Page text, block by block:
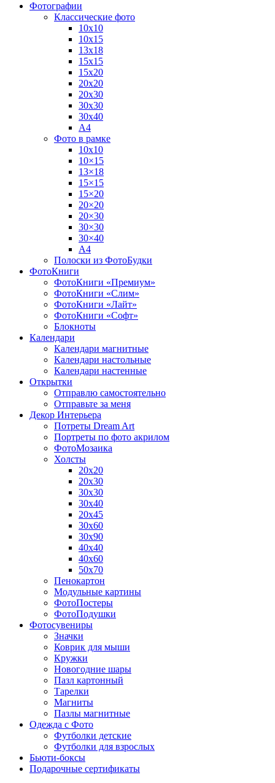
Фотографии
Классические фото
10х10
10х15
13х18
15х15
15х20
20х20
20х30
30х30
30х40
А4
Фото в рамке
10х10
10×15
13×18
15×15
15×20
20×20
20×30
30×30
30×40
A4
Полоски из ФотоБудки
ФотоКниги
ФотоКниги «Премиум»
ФотоКниги «Слим»
ФотоКниги «Лайт»
ФотоКниги «Софт»
Блокноты
Календари
Календари магнитные
Календари настольные
Календари настенные
Открытки
Отправлю самостоятельно
Отправьте за меня
Декор Интерьера
Потреты Dream Art
Портреты по фото акрилом
ФотоМозаика
Холсты
20х20
20х30
30х30
30х40
20х45
30х60
30х90
40х40
40х60
50х70
Пенокартон
Модульные картины
ФотоПостеры
ФотоПодушки
Фотоcувениры
Значки
Коврик для мыши
Кружки
Новогодние шары
Пазл картонный
Тарелки
Магниты
Пазлы магнитные
Одежда с Фото
Футболки детские
Футболки для взрослых
Бьюти-боксы
Подарочные сертификаты